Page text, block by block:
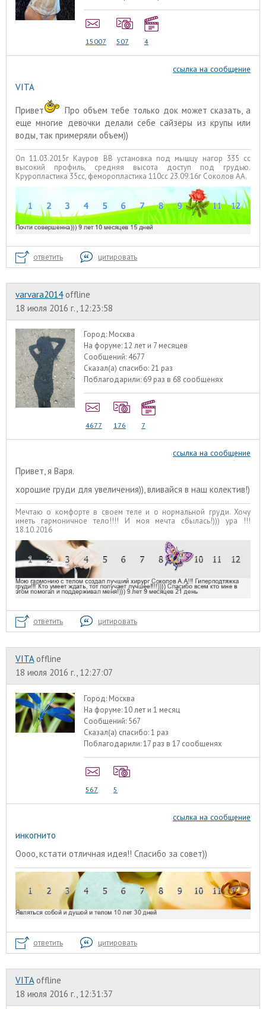
15007 507 4
ссылка на сообщение
VITA
Привет
Про объем тебе только док может сказать, а
еще многие девочки делали себе сайзеры из крупы или
воды, так примеряли объем))
Оп 11.03.2015г Кауров ВВ установка под мышцу нагор 335 сс
высокий профиль, средняя высота доступ под грудью.
Круропластика 35сс, феморопластика 110сс 23.09.16г Соколов АА.
ответить цитировать
varvara2014 offline
18 июля 2016 г., 12:23:58
Город: Москва
На форуме:12 лет и 7 месяцев
Сообщений: 4677
Сказал(а) спасибо: 21 раз
Поблагодарили: 69 раз в 68 сообщенях
4677 176 7
ссылка на сообщение
Привет, я Варя.
хорошие груди для увеличения)), вливайся в наш колектив!)
Мечтаю о комфорте в своем теле и о нормальной груди. Хочу
иметь гармоничное тело!!!! И моя мечта сбылась!))) ура !!!
18.10.2016
ответить цитировать
VITA offline
18 июля 2016 г., 12:27:07
Город: Москва
На форуме:10 лет и 1 месяц
Сообщений: 567
Сказал(а) спасибо:1 раз
Поблагодарили:17 раз в 17 сообщенях
567 5
ссылка на сообщение
инкогнито
Оооо, кстати отличная идея!! Спасибо за совет))
ответить цитировать
VITA offline
18 июля 2016 г., 12:31:37